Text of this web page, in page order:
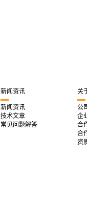
新闻资讯
新闻资讯
技术文章
常见问题解答
关
公
企
合
合
资